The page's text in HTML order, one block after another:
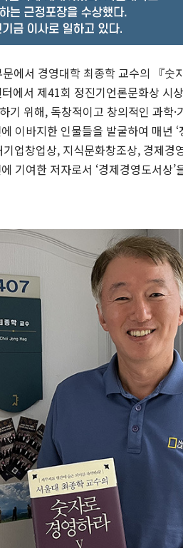
에서 경영대학 최종학 교수의 『
에서 제41회 정진기언론문화상 시
위해, 독창적이고 창의적인 과학
이바지한 인물들을 발굴하여 매년
업창업상, 지식문화창조상, 경제
기여한 저자로서 ‘경제경영도서상